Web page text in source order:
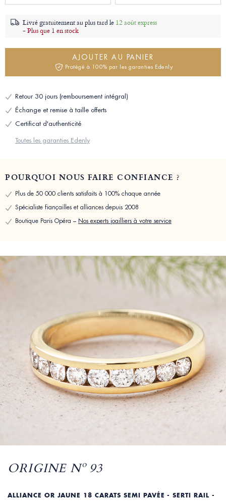
Livré gratuitement au plus tard le 12 août express
-Plus que 1 en stock
AJOUTER AU PANIER
Protégé à 100% par les garanties Edenly
Retour 30 jours (remboursement intégral)
Échange et remise à taille offerts
Certificat d'authenticité
Toutes les garanties Edenly
POURQUOI NOUS FAIRE CONFIANCE ?
Plus de 50 000 clients satisfaits à 100% chaque année
Spécialiste fiançailles et alliances depuis 2008
Boutique Paris Opéra – Nos experts joailliers à votre service
ORIGINE Nº 93
ALLIANCE OR JAUNE 18 CARATS SEMI PAVÉE - SERTI RAIL -